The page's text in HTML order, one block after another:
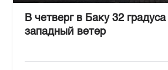
В четверг в Баку 32
западный ветер